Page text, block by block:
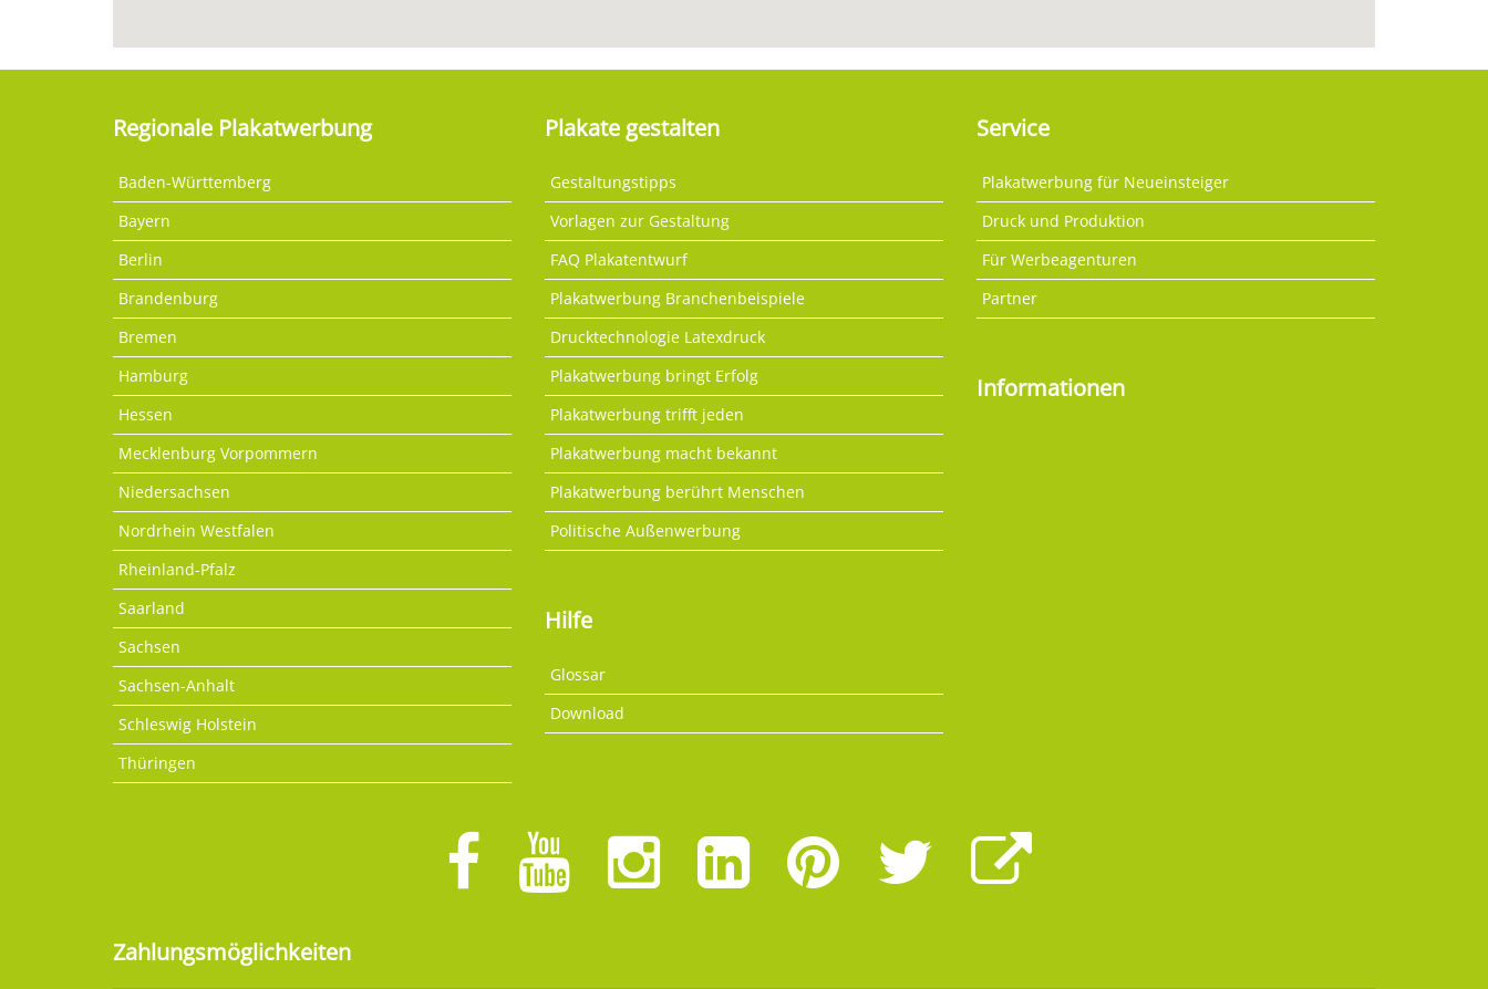
Regionale Plakatwerbung
Baden-Württemberg
Bayern
Berlin
Brandenburg
Bremen
Hamburg
Hessen
Mecklenburg Vorpommern
Niedersachsen
Nordrhein Westfalen
Rheinland-Pfalz
Saarland
Sachsen
Sachsen-Anhalt
Schleswig Holstein
Thüringen
Plakate gestalten
Gestaltungstipps
Vorlagen zur Gestaltung
FAQ Plakatentwurf
Plakatwerbung Branchenbeispiele
Drucktechnologie Latexdruck
Plakatwerbung bringt Erfolg
Plakatwerbung trifft jeden
Plakatwerbung macht bekannt
Plakatwerbung berührt Menschen
Politische Außenwerbung
Hilfe
Glossar
Download
Service
Plakatwerbung für Neueinsteiger
Druck und Produktion
Für Werbeagenturen
Partner
Informationen
Zahlungsmöglichkeiten